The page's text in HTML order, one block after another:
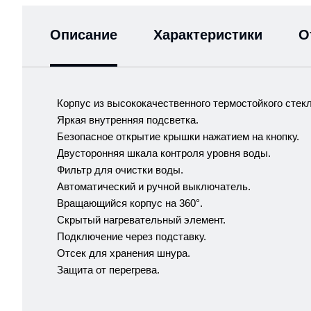
Описание Характеристики
Корпус из высококачественного термостойкого
Яркая внутренняя подсветка.
Безопасное открытие крышки нажатием на кнопку.
Двусторонняя шкала контроля уровня воды.
Фильтр для очистки воды.
Автоматический и ручной выключатель.
Вращающийся корпус на 360°.
Скрытый нагревательный элемент.
Подключение через подставку.
Отсек для хранения шнура.
Защита от перегрева.